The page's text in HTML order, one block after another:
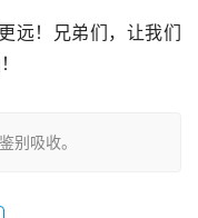
远！兄弟们，让我们
别吸收。